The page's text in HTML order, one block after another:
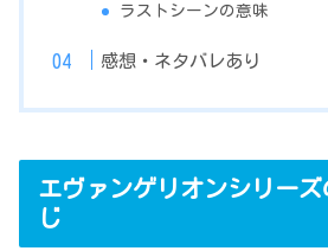
ラストシーンの意味
感想・ネタバレあり
エヴァンゲリオンシリー
じ